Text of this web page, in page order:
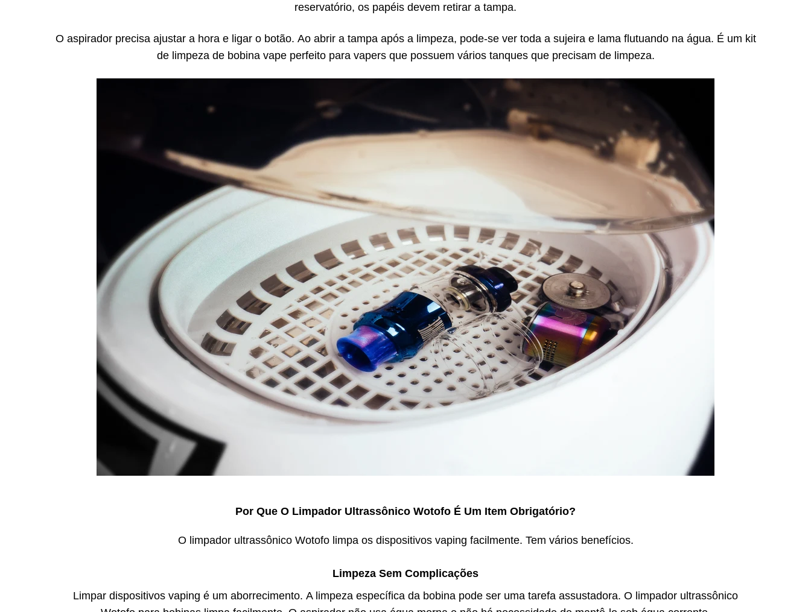
reservatório, os papéis devem retirar a tampa.
O aspirador precisa ajustar a hora e ligar o botão. Ao abrir a tampa após a limpeza, pode-se ver toda a sujeira e lama flutuando na água. É um kit
de limpeza de bobina vape perfeito para vapers que possuem vários tanques que precisam de limpeza.
Por Que O Limpador Ultrassônico Wotofo É Um Item Obrigatório?
O limpador ultrassônico Wotofo limpa os dispositivos vaping facilmente. Tem vários benefícios.
Limpeza Sem Complicações
Limpar dispositivos vaping é um aborrecimento. A limpeza específica da bobina pode ser uma tarefa assustadora. O limpador ultrassônico